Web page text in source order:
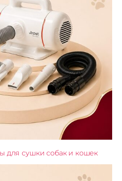
для сушки собак и кошек